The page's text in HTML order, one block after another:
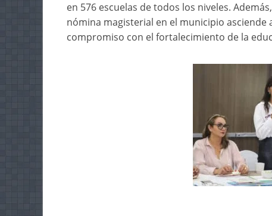
en 576 escuelas de todos los niveles.
nómina magisterial en el municipio asciende
compromiso con el fortalecimiento de la